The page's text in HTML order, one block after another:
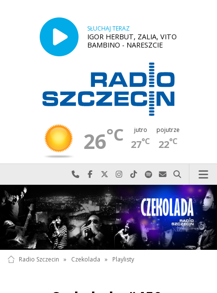
SŁUCHAJ TERAZ
IGOR HERBUT, ZALIA, VITO
BAMBINO - NARESZCIE
26°C jutro
27°C
pojutrze
22°C
Najlepiej po prostu do nas zadzwoń
Odwiedź nas na Facebook-u
Odwiedź nas na X
Odwiedź nas na Instagram-ie
Odwiedź nas na TikTok-u
Szukaj nas na Spotify
Wyślij do nas
Szukaj
Radio Szczecin » Czekolada » Playlisty